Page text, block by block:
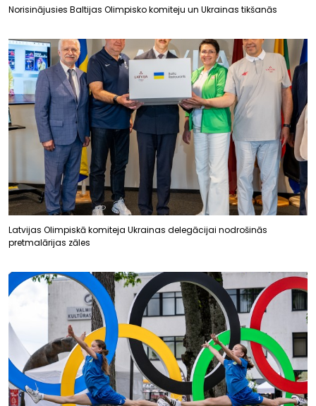
Norisinājusies Baltijas Olimpisko komiteju un Ukrainas tikšanās
Latvijas Olimpiskā komiteja Ukrainas delegācijai nodrošinās
pretmalārijas zāles